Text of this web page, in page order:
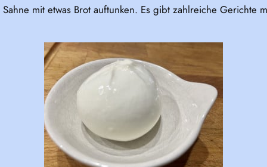
mit etwas Brot auftunken. Es gibt zahlreiche Gerichte